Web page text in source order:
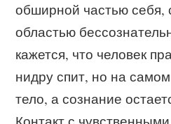
обширной частью себя,
областью
кажется, что человек
нидру спит, но на
тело, а сознание